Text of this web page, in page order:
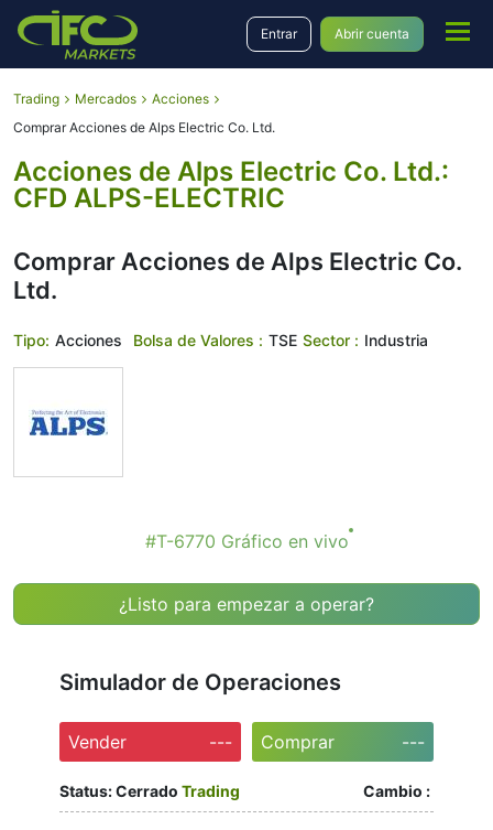
Entrar Abrir cuenta
Trading Mercados
Acciones
Comprar Acciones de Alps Electric Co. Ltd.
Acciones de Alps Electric Co. Ltd.:
CFD ALPS-ELECTRIC
Comprar Acciones de Alps Electric Co.
Ltd.
Tipo: Acciones Bolsa de Valores : TSE Sector : Industria
#T-6770 Gráfico en vivo
¿Listo para empezar a operar?
Simulador de Operaciones
Vender --- Comprar ---
Status:Cerrado Trading Cambio :